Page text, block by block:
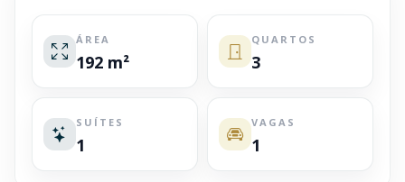
ÁREA
192 m²
QUARTOS
3
SUÍTES
1
VAGAS
1